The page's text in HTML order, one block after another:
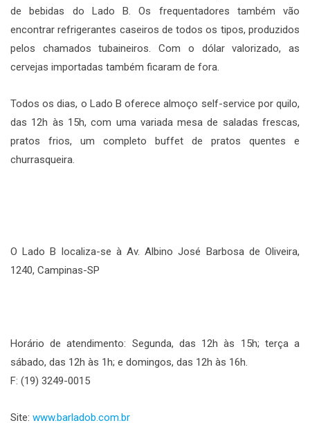
de bebidas do Lado B. Os frequentadores também vão
encontrar refrigerantes caseiros de todos os tipos, produzidos
pelos chamados tubaineiros. Com o dólar valorizado, as
cervejas importadas também ficaram de fora.
Todos os dias, o Lado B oferece almoço self-service por quilo,
das 12h às 15h, com uma variada mesa de saladas frescas,
pratos frios, um completo buffet de pratos quentes e
churrasqueira.
O Lado B localiza-se à Av. Albino José Barbosa de Oliveira,
1240, Campinas-SP
Horário de atendimento: Segunda, das 12h às 15h; terça a
sábado, das 12h às 1h; e domingos, das 12h às 16h.
F: (19) 3249-0015
Site: www.barladob.com.br